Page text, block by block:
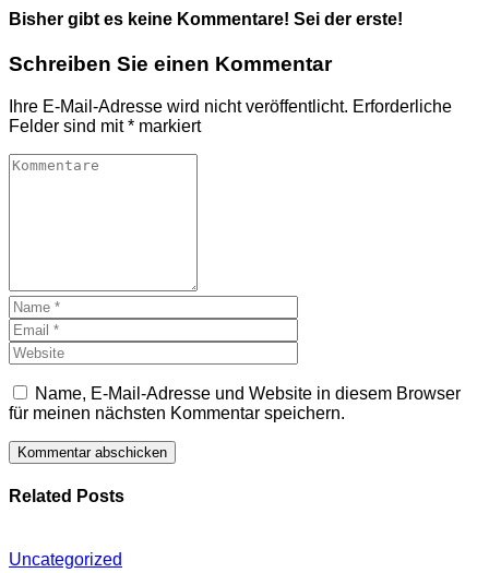
Bisher gibt es keine Kommentare! Sei der erste!
Schreiben Sie einen Kommentar
Ihre E-Mail-Adresse wird nicht veröffentlicht. Erforderliche
Felder sind mit* markiert
Name, E-Mail-Adresse und Website in diesem Browser
für meinen nächsten Kommentar speichern.
Related Posts
Uncategorized